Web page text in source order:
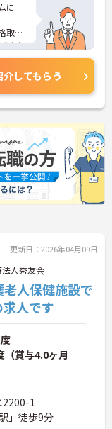
に
取得
けま
マ
みま
な
にご
介してもらう
更新日：2026年04月09日
法人秀友会
人保健施設で
人です
（賞与4.0ヶ月
2200-1
」徒歩9分